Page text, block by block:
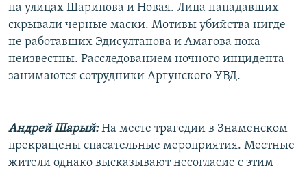
на улицах Шарипова и Новая. Лица нападавших
скрывали черные маски. Мотивы убийства нигде
не работавших Эдисултанова и Амагова пока
неизвестны. Расследованием ночного инцидента
занимаются сотрудники Аргунского УВД.
Андрей Шарый:На месте трагедии в Знаменском
прекращены спасательные мероприятия. Местные
жители однако высказывают несогласие с этим